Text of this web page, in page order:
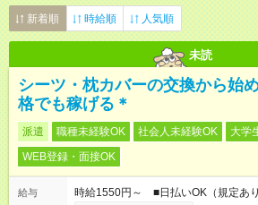
新着順 時給順 人気順
未読
シーツ・枕カバーの交換から始
格でも稼げる＊
派遣 職種未経験OK 社会人未経験OK 大学
WEB登録・面接OK
給与
時給1550円～ ■日払いOK（規定あ